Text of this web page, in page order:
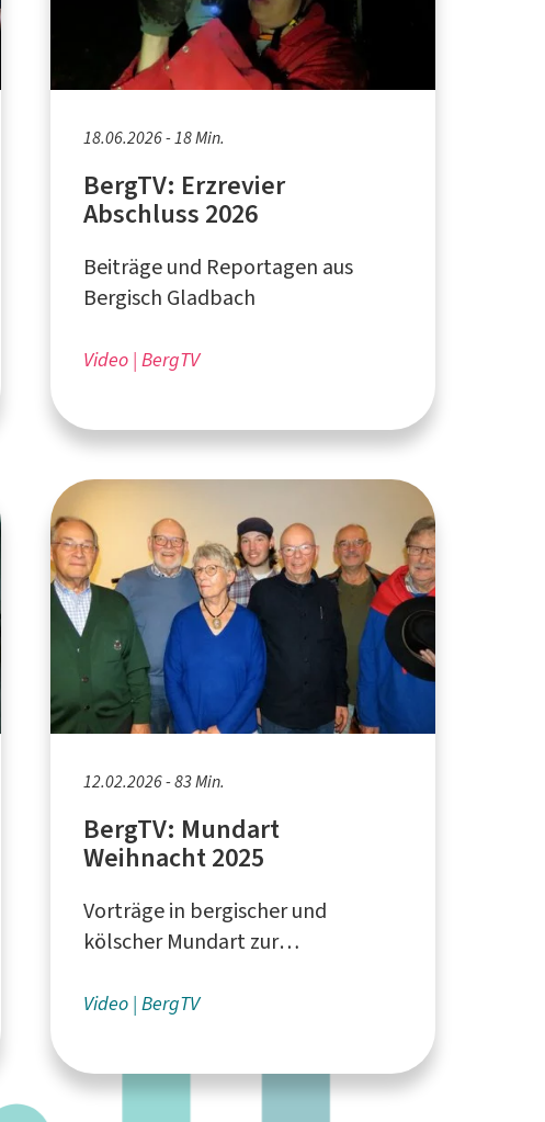
18.06.2026 - 18 Min.
BergTV: Erzrevier
Abschluss 2026
Beiträge und Reportagen aus
Bergisch Gladbach
Video BergTV
12.02.2026 - 83 Min.
BergTV: Mundart
Weihnacht 2025
Vorträge in bergischer und
kölscher Mundart zur
Video BergTV